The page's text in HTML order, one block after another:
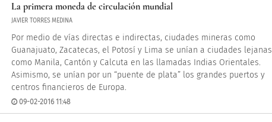
La primera moneda de circulación mundial
JAVIER TORRES MEDINA
Por medio de vías directas e indirectas, ciudades mineras como
Guanajuato, Zacatecas, el Potosí y Lima se unían a ciudades lejanas
como Manila, Cantón y Calcuta en las llamadas Indias Orientales.
Asimismo, se unían por un “puente de plata” los grandes puertos y
centros financieros de Europa.
09-02-2016 11:48